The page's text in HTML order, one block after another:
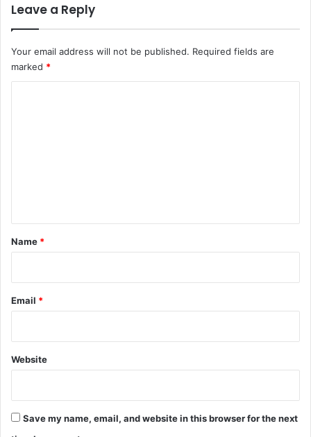
Leave a Reply
Your email address will not be published. Required fields are
marked *
*
Name *
Email *
Website
Save my name, email, and website in this browser for the next